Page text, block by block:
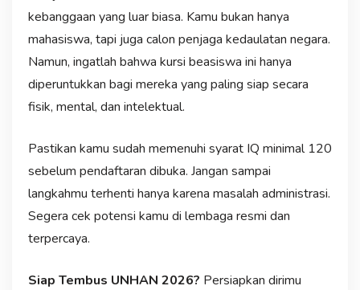
kebanggaan yang luar biasa. Kamu bukan hanya
mahasiswa, tapi juga calon penjaga kedaulatan negara.
Namun, ingatlah bahwa kursi beasiswa ini hanya
diperuntukkan bagi mereka yang paling siap secara
fisik, mental, dan intelektual.
Pastikan kamu sudah memenuhi syarat IQ minimal 120
sebelum pendaftaran dibuka. Jangan sampai
langkahmu terhenti hanya karena masalah administrasi.
Segera cek potensi kamu di lembaga resmi dan
terpercaya.
Siap Tembus UNHAN 2026? Persiapkan dirimu